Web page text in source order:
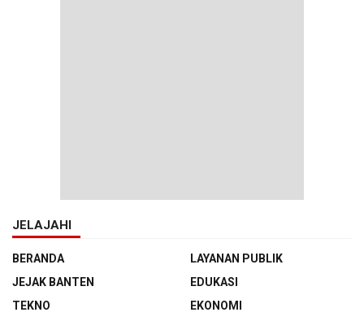
JELAJAHI
BERANDA
LAYANAN PUBLIK
JEJAK BANTEN
EDUKASI
TEKNO
EKONOMI